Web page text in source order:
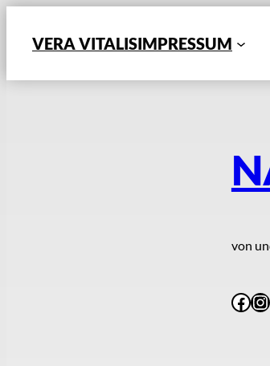
InhaltVERA VITALISIMPRESSUM
von